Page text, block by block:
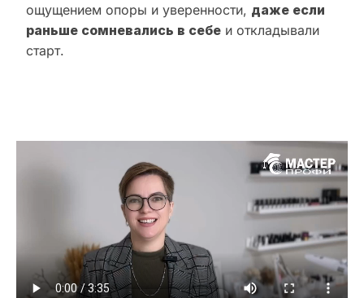
ощущением опоры и уверенности, даже если
раньше сомневались в себе и откладывали
старт.